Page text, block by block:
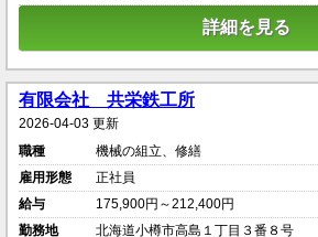
詳細を見る
有限会社 共栄鉄工所
2026-04-03 更新
職種
機械の組立、修繕
雇用形態
正社員
給与
175,900円～212,400円
勤務地
北海道小樽市高島１丁目３番８号